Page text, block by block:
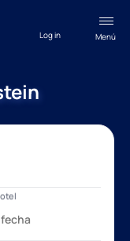
Menú
Log in